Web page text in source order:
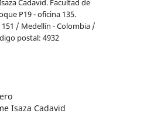
Cadavid. Facultad de
P19 - oficina 135.
151 / Medellín - Colombia /
postal: 4932
Isaza Cadavid